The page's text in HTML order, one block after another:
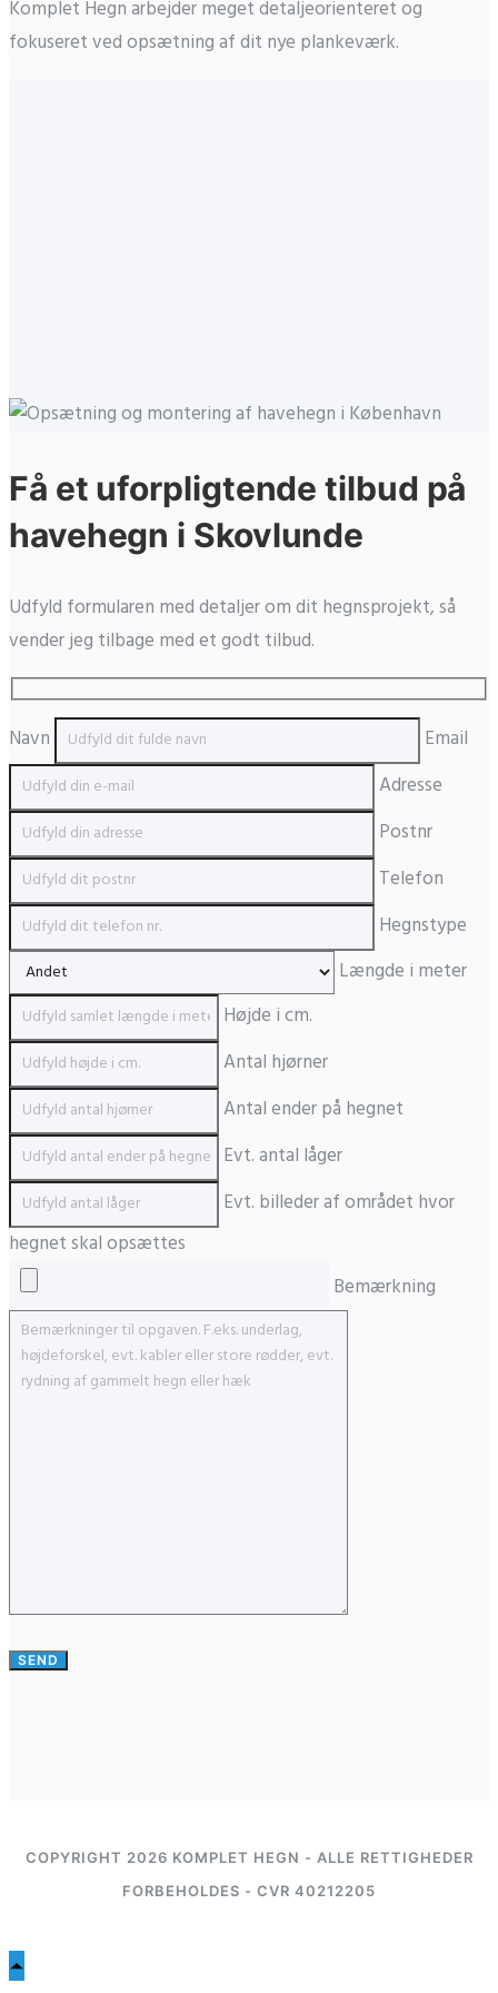
Komplet Hegn arbejder meget detaljeorienteret og
fokuseret ved opsætning af dit nye plankeværk.
Få et uforpligtende tilbud på
havehegn i Skovlunde
Udfyld formularen med detaljer om dit hegnsprojekt, så
vender jeg tilbage med et godt tilbud.
Navn
Email
Adresse
Postnr
Telefon
Hegnstype
Længde i meter
Højde i cm.
Antal hjørner
Antal ender på hegnet
Evt. antal låger
Evt. billeder af området hvor
hegnet skal opsættes
Bemærkning
COPYRIGHT 2026 KOMPLET HEGN - ALLE RETTIGHEDER
FORBEHOLDES - CVR 40212205